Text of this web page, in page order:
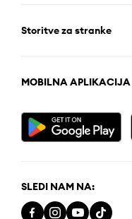
Storitve za stranke
MOBILNA APLIKACIJA
SLEDI NAM NA: